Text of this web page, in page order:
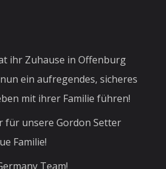
ihr Zuhause in Offenburg
ein aufregendes, sicheres
mit ihrer Familie führen!
für unsere Gordon Setter
Familie!
Team!